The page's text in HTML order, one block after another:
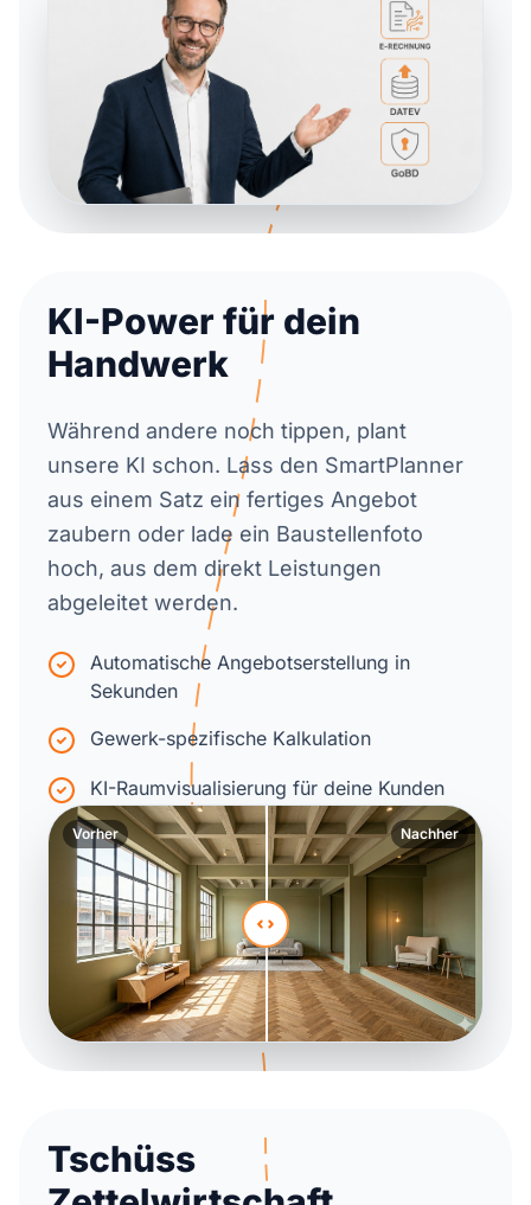
KI-Power für dein
Handwerk
Während andere noch tippen, plant
unsere KI schon. Lass den SmartPlanner
aus einem Satz ein fertiges Angebot
zaubern oder lade ein Baustellenfoto
hoch, aus dem direkt Leistungen
abgeleitet werden.
Automatische Angebotserstellung in
Sekunden
Gewerk-spezifische Kalkulation
KI-Raumvisualisierung für deine Kunden
Vorher Nachher
Tschüss